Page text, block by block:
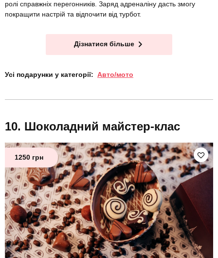
ролі справжніх перегонників. Заряд адреналіну дасть змогу
покращити настрій та відпочити від турбот.
Дізнатися більше
Усі подарунки у категорії: Авто/мото
Шоколадний майстер-клас
1250 грн